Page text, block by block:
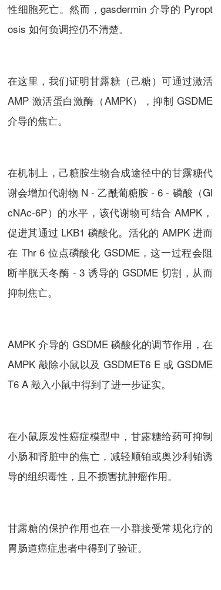
性细胞死亡。然而，gasdermin 介导的 Pyropt
osis 如何负调控仍不清楚。
在这里，我们证明甘露糖（己糖）可通过激活
AMP 激活蛋白激酶（AMPK），抑制 GSDME
介导的焦亡。
在机制上，己糖胺生物合成途径中的甘露糖代
谢会增加代谢物 N - 乙酰葡糖胺 - 6 - 磷酸（Gl
cNAc-6P）的水平，该代谢物可结合 AMPK，
促进其通过 LKB1 磷酸化。活化的 AMPK 进而
在 Thr 6 位点磷酸化 GSDME，这一过程会阻
断半胱天冬酶 - 3 诱导的 GSDME 切割，从而
抑制焦亡。
AMPK 介导的 GSDME 磷酸化的调节作用，在
AMPK 敲除小鼠以及 GSDMET6 E 或 GSDME
T6 A 敲入小鼠中得到了进一步证实。
在小鼠原发性癌症模型中，甘露糖给药可抑制
小肠和肾脏中的焦亡，减轻顺铂或奥沙利铂诱
导的组织毒性，且不损害抗肿瘤作用。
甘露糖的保护作用也在一小群接受常规化疗的
胃肠道癌症患者中得到了验证。